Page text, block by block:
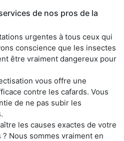
de nos pros de la
urgentes à tous ceux qui
conscience que les insectes
être vraiment dangereux pour
vous offre une
contre les cafards. Vous
de ne pas subir les
les causes exactes de votre
Nous sommes vraiment en